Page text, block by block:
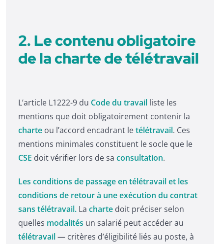
2. Le contenu obligatoire
de la charte de télétravail
L’article L1222-9 du Code du travail liste les
mentions que doit obligatoirement contenir la
charte ou l’accord encadrant letélétravail. Ces
mentions minimales constituent le socle que le
CSE doit vérifier lors de sa consultation.
Les conditions de passage en télétravail et les
conditions de retour à une exécution du contrat
sans télétravail. La charte doit préciser selon
quelles modalités un salarié peut accéder au
télétravail— critères d’éligibilité liés au poste, à